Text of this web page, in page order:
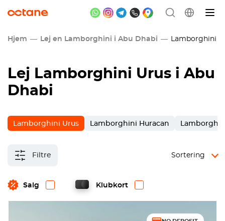
Hjem Lej en Lamborghini i Abu Dhabi Lamborghini
Lej Lamborghini Urus i Abu
Dhabi
Lamborghini Urus Lamborghini Huracan
Filtre
Salg Klubkort
Sortering